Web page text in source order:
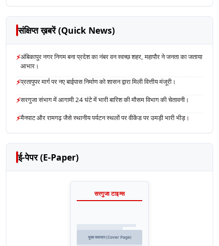
संक्षिप्त ख़बरें (Quick News)
⚡अंबिकापुर नगर निगम बना प्रदेश का नंबर वन स्वच्छ शहर, महापौर ने जनता का जताया
आभार।
⚡प्रतापुपर मार्ग पर नए बाईपास निर्माण को शासन द्वारा मिली वित्तीय मंजूरी।
⚡सरगुजा संभाग में आगामी 24 घंटे में भारी बारिश की मौसम विभाग की चेतावनी।
⚡मैनपाट और रामगढ़ जैसे स्थानीय पर्यटन स्थलों पर वीकेंड पर उमड़ी भारी भीड़।
ई-पेपर (E-Paper)
सरगुजा टाइम्स
मुख्य समाचार (Cover Page)